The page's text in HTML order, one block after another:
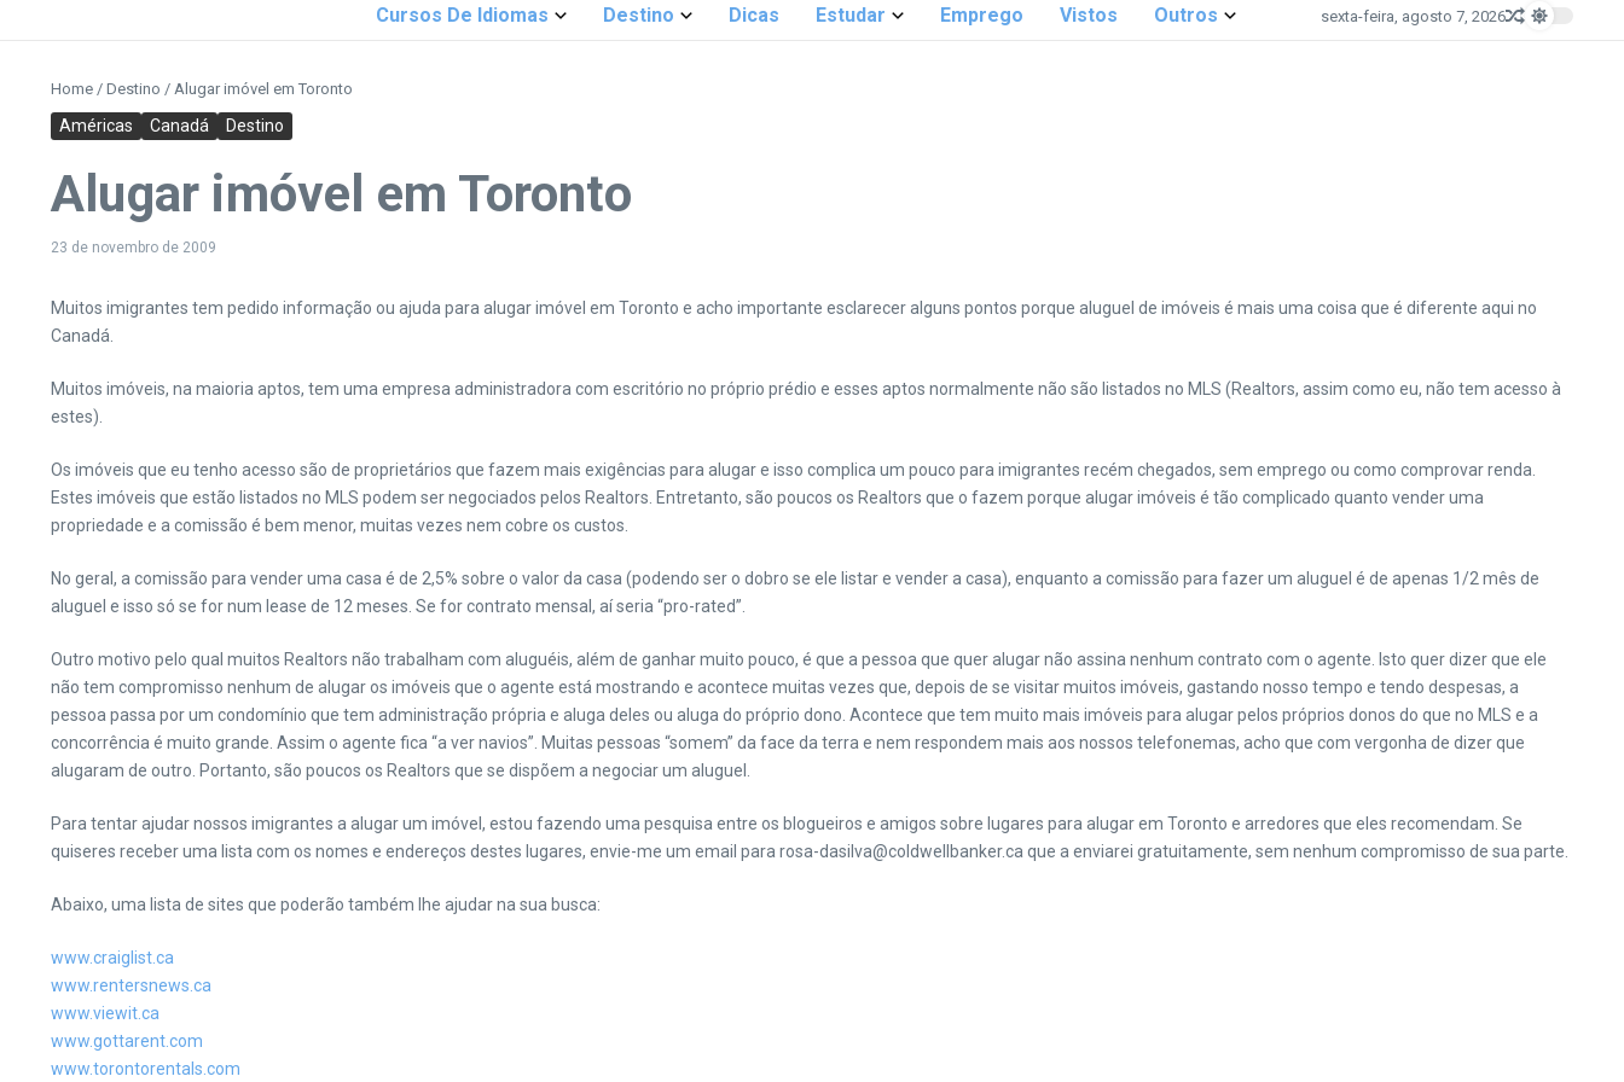
Cursos De Idiomas Destino Dicas Estudar Emprego Vistos Outros sexta-feira, agosto 7, 2026
Home / Destino / Alugar imóvel em Toronto
Américas Canadá Destino
Alugar imóvel em Toronto
23 de novembro de 2009
Muitos imigrantes tem pedido informação ou ajuda para alugar imóvel em Toronto e acho importante esclarecer alguns pontos porque aluguel de imóveis é mais uma coisa que é diferente aqui no
Canadá.
Muitos imóveis, na maioria aptos, tem uma empresa administradora com escritório no próprio prédio e esses aptos normalmente não são listados no MLS (Realtors, assim como eu, não tem acesso à
estes).
Os imóveis que eu tenho acesso são de proprietários que fazem mais exigências para alugar e isso complica um pouco para imigrantes recém chegados, sem emprego ou como comprovar renda.
Estes imóveis que estão listados no MLS podem ser negociados pelos Realtors. Entretanto, são poucos os Realtors que o fazem porque alugar imóveis é tão complicado quanto vender uma
propriedade e a comissão é bem menor, muitas vezes nem cobre os custos.
No geral, a comissão para vender uma casa é de 2,5% sobre o valor da casa (podendo ser o dobro se ele listar e vender a casa), enquanto a comissão para fazer um aluguel é de apenas 1/2 mês de
aluguel e isso só se for num lease de 12 meses. Se for contrato mensal, aí seria “pro-rated”.
Outro motivo pelo qual muitos Realtors não trabalham com aluguéis, além de ganhar muito pouco, é que a pessoa que quer alugar não assina nenhum contrato com o agente. Isto quer dizer que ele
não tem compromisso nenhum de alugar os imóveis que o agente está mostrando e acontece muitas vezes que, depois de se visitar muitos imóveis, gastando nosso tempo e tendo despesas, a
pessoa passa por um condomínio que tem administração própria e aluga deles ou aluga do próprio dono. Acontece que tem muito mais imóveis para alugar pelos próprios donos do que no MLS e a
concorrência é muito grande. Assim o agente fica “a ver navios”. Muitas pessoas “somem” da face da terra e nem respondem mais aos nossos telefonemas, acho que com vergonha de dizer que
alugaram de outro. Portanto, são poucos os Realtors que se dispõem a negociar um aluguel.
Para tentar ajudar nossos imigrantes a alugar um imóvel, estou fazendo uma pesquisa entre os blogueiros e amigos sobre lugares para alugar em Toronto e arredores que eles recomendam. Se
quiseres receber uma lista com os nomes e endereços destes lugares, envie-me um email para rosa-dasilva@coldwellbanker.ca que a enviarei gratuitamente, sem nenhum compromisso de sua parte.
Abaixo, uma lista de sites que poderão também lhe ajudar na sua busca:
www.craiglist.ca
www.rentersnews.ca
www.viewit.ca
www.gottarent.com
www.torontorentals.com